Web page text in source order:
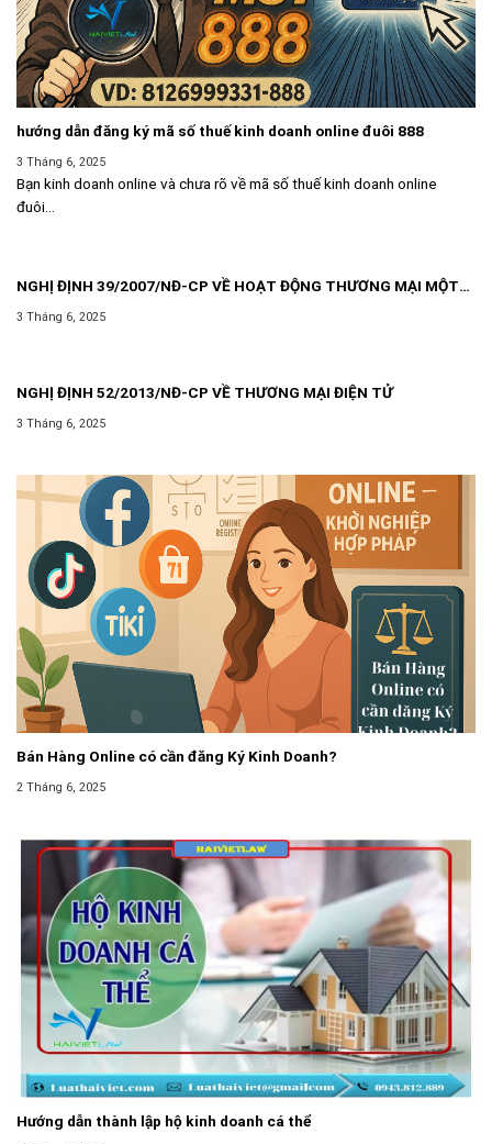
hướng dẫn đăng ký mã số thuế kinh doanh online đuôi 888
3 Tháng 6, 2025
Bạn kinh doanh online và chưa rõ về mã số thuế kinh doanh online
đuôi...
NGHỊ ĐỊNH 39/2007/NĐ-CP VỀ HOẠT ĐỘNG THƯƠNG MẠI MỘT
3 Tháng 6, 2025
NGHỊ ĐỊNH 52/2013/NĐ-CP VỀ THƯƠNG MẠI ĐIỆN TỬ
3 Tháng 6, 2025
Bán Hàng Online có cần đăng Ký Kinh Doanh?
2 Tháng 6, 2025
Hướng dẫn thành lập hộ kinh doanh cá thể